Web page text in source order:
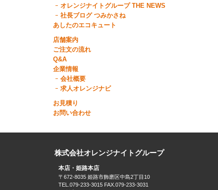
オレンジナイトグループ THE NEWS
社長ブログ つみかさね
あしたのエコキュート
店舗案内
ご注文の流れ
Q&A
企業情報
会社概要
求人オレンジナビ
お見積り
お問い合わせ
株式会社オレンジナイトグループ
本店・姫路本店
〒672-8035 姫路市飾磨区中島2丁目10
TEL.079-233-3015 FAX.079-233-3031